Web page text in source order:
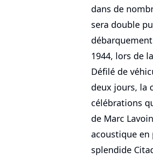
dans de
sera double
1944, lors de
Défilé de
deux jours, la
célébrations
de Marc
acoustique en
splendide